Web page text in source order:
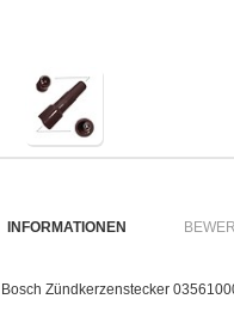
INFORMATIONEN
Bosch Zündkerzenstecker